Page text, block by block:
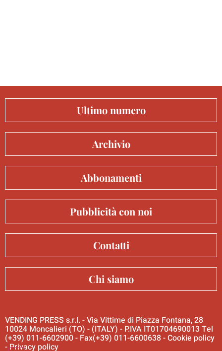
Ultimo numero
Archivio
Abbonamenti
Pubblicità con noi
Contatti
Chi siamo
VENDING PRESS s.r.l. - Via Vittime di Piazza Fontana, 28
10024 Moncalieri (TO) - (ITALY) - P.IVA IT01704690013 Tel
(+39) 011-6602900 - Fax(+39) 011-6600638 -Cookie policy
-Privacy policy